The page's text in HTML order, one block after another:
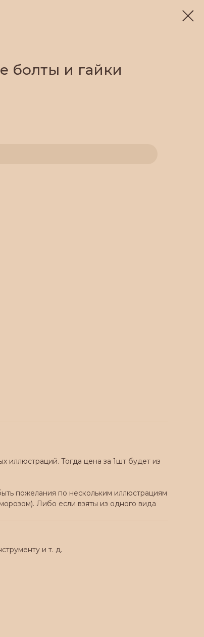
болты и гайки
иллюстраций. Тогда цена за 1шт будет из
пожелания по нескольким иллюстрациям
Либо если взяты из одного вида
и т. д.